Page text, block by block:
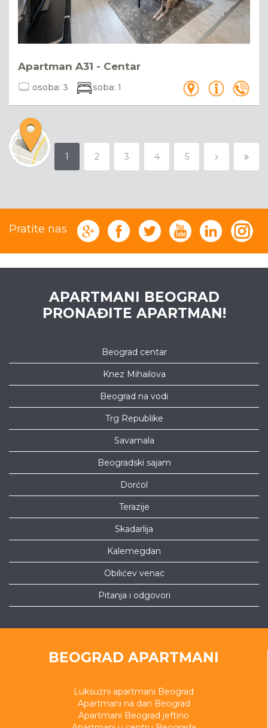
Apartman A31 - Centar
osoba: 3 soba: 1
1 2 3 4 5
Pratite nas
APARTMANI BEOGRAD
PRONAĐITE APARTMAN!
Beograd centar
Knez Mihailova
Beograd na vodi
Trg Republike
Savamala
Beogradski sajam
Dorćol
Terazije
Skadarlija
Kalemegdan
Obilićev venac
Pitanja i odgovori
BEOGRAD APARTMANI
Luksuzni apartmani Beograd
Apartmani na dan Beograd
Apartmani Beograd jeftino